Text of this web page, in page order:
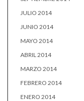
JULIO 2014
JUNIO 2014
MAYO 2014
ABRIL 2014
MARZO 2014
FEBRERO 2014
ENERO 2014